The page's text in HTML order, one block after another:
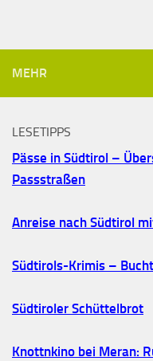
MEHR
LESETIPPS
Pässe in Südtirol –
Passstraßen
Anreise nach Südtirol
Südtirols-Krimis –
Südtiroler Schüttelbrot
Knottnkino bei Meran: